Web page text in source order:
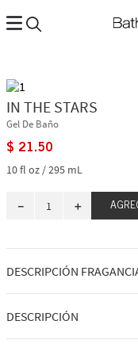
IN THE STARS
Gel De Baño
$ 21.50
10 fl oz / 295 mL
＋
－
DESCRIPCIÓN
A qué huele: ver un
DESCRIPCIÓN